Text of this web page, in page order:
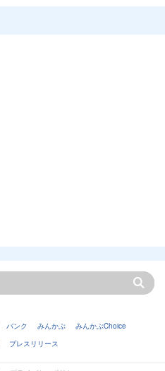
バンク みんかぶ
みんかぶChoice
プレスリリース